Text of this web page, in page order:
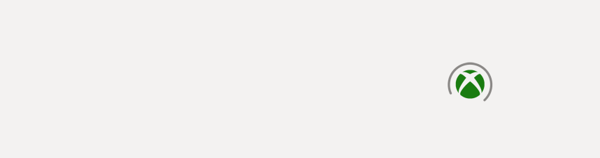
cargando